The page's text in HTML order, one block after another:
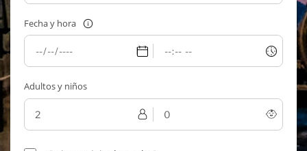
Fecha y hora
Adultos y niños